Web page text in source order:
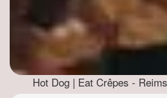
Hot Dog | Eat Crêpes -